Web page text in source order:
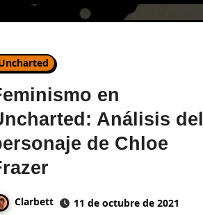
en
Análisis del
de Chloe
Clarbett 11 de octubre de 2021